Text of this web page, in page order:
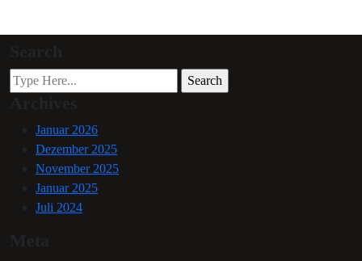
Januar 2026
Dezember 2025
November 2025
Januar 2025
Juli 2024